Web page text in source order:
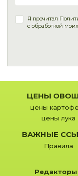
Я прочитал
с обработкой
ЦЕНЫ
цены
цены лука
ВАЖНЫЕ
Правила